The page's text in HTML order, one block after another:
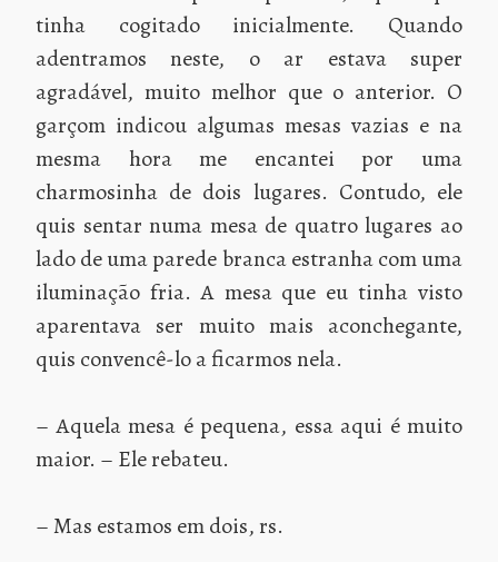
tinha cogitado inicialmente. Quando
adentramos neste, o ar estava super
agradável, muito melhor que o anterior. O
garçom indicou algumas mesas vazias e na
mesma hora me encantei por uma
charmosinha de dois lugares. Contudo, ele
quis sentar numa mesa de quatro lugares ao
lado de uma parede branca estranha com uma
iluminação fria. A mesa que eu tinha visto
aparentava ser muito mais aconchegante,
quis convencê-lo a ficarmos nela.
– Aquela mesa é pequena, essa aqui é muito
maior. – Ele rebateu.
– Mas estamos em dois, rs.